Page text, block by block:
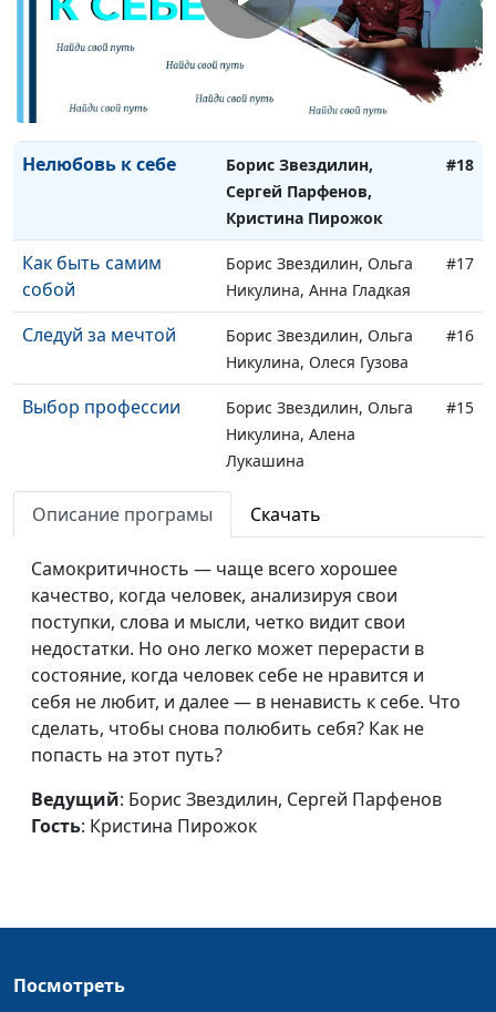
Ронжина
Я не боюсь говорить
Борис Звездилин, Сергей
Парфенов, Кристина
#19
Нелюбовь к себе
Борис Звездилин,
Сергей Парфенов,
Кристина Пирожок
#18
Как быть самим
собой
Борис Звездилин, Ольга
Никулина, Анна Гладкая
#17
Следуй за мечтой
Борис Звездилин, Ольга
Никулина, Олеся Гузова
#16
Выбор профессии
Борис Звездилин, Ольга
Никулина, Алена
Лукашина
#15
Модный приговор
Размик Меликбекян,
Сергей Парфёнов, Дарья
Красота внутренняя
и внешняя
Размик Меликбекян,
Сергей Парфёнов, Анна
Малышева
Зависимость: как не
стать рабом?
Размик Меликбекян,
Сергей Парфёнов, Юлия
#12
Верность
принципам
Размик Меликбекян,
Сергей Парфёнов, Давид
армии
Сергей Парфёнов,
Как простить обиду?
Описание програмы Скачать
Самокритичность — чаще всего хорошее
качество, когда человек, анализируя свои
поступки, слова и мысли, четко видит свои
недостатки. Но оно легко может перерасти в
состояние, когда человек себе не нравится и
себя не любит, и далее — в ненависть к себе. Что
сделать, чтобы снова полюбить себя? Как не
попасть на этот путь?
Ведущий: Борис Звездилин, Сергей Парфенов
Гость: Кристина Пирожок
Посмотреть